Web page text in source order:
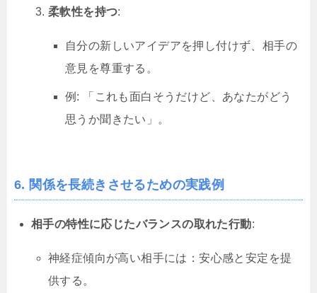
柔軟性を持つ:
自分の新しいアイデアを押し付けず、相手の
意見を尊重する。
例: 「これも面白そうだけど、あなたがどう
思うか聞きたい」。
6. 関係を長続きさせるための実践例
相手の特性に応じたバランスの取れた行動:
神経症傾向が高い相手には：安心感と安定を提
供する。